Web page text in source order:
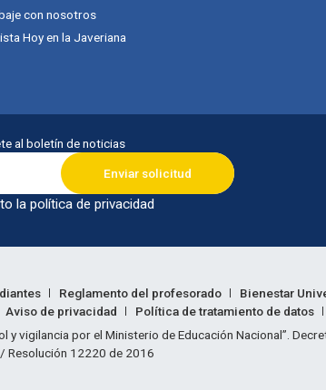
con nosotros
Hoy en la Javeriana
al boletín de noticias
la política de privacidad
Reglamento del profesorado
Bienestar
Aviso de privacidad Política de tratamiento de datos
y vigilancia por el Ministerio de Educación Nacional”.
Resolución 12220 de 2016